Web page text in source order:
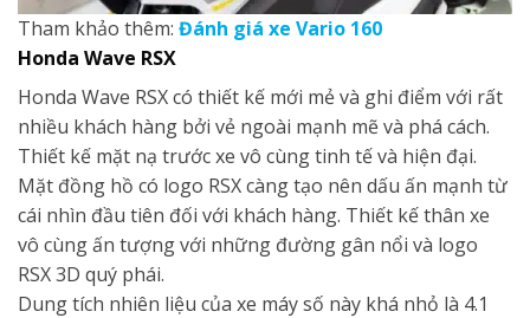
Tham khảo thêm: Đánh giá xe Vario 160
Honda Wave RSX
Honda Wave RSX có thiết kế mới mẻ và ghi điểm với rất
nhiều khách hàng bởi vẻ ngoài mạnh mẽ và phá cách.
Thiết kế mặt nạ trước xe vô cùng tinh tế và hiện đại.
Mặt đồng hồ có logo RSX càng tạo nên dấu ấn mạnh từ
cái nhìn đầu tiên đối với khách hàng. Thiết kế thân xe
vô cùng ấn tượng với những đường gân nổi và logo
RSX 3D quý phái.
Dung tích nhiên liệu của xe máy số này khá nhỏ là 4.1